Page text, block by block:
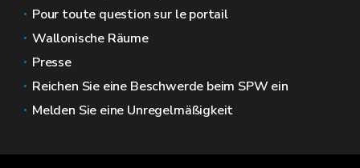
Pour toute question sur le portail
Wallonische Räume
Presse
Reichen Sie eine Beschwerde beim SPW ein
Melden Sie eine Unregelmäßigkeit